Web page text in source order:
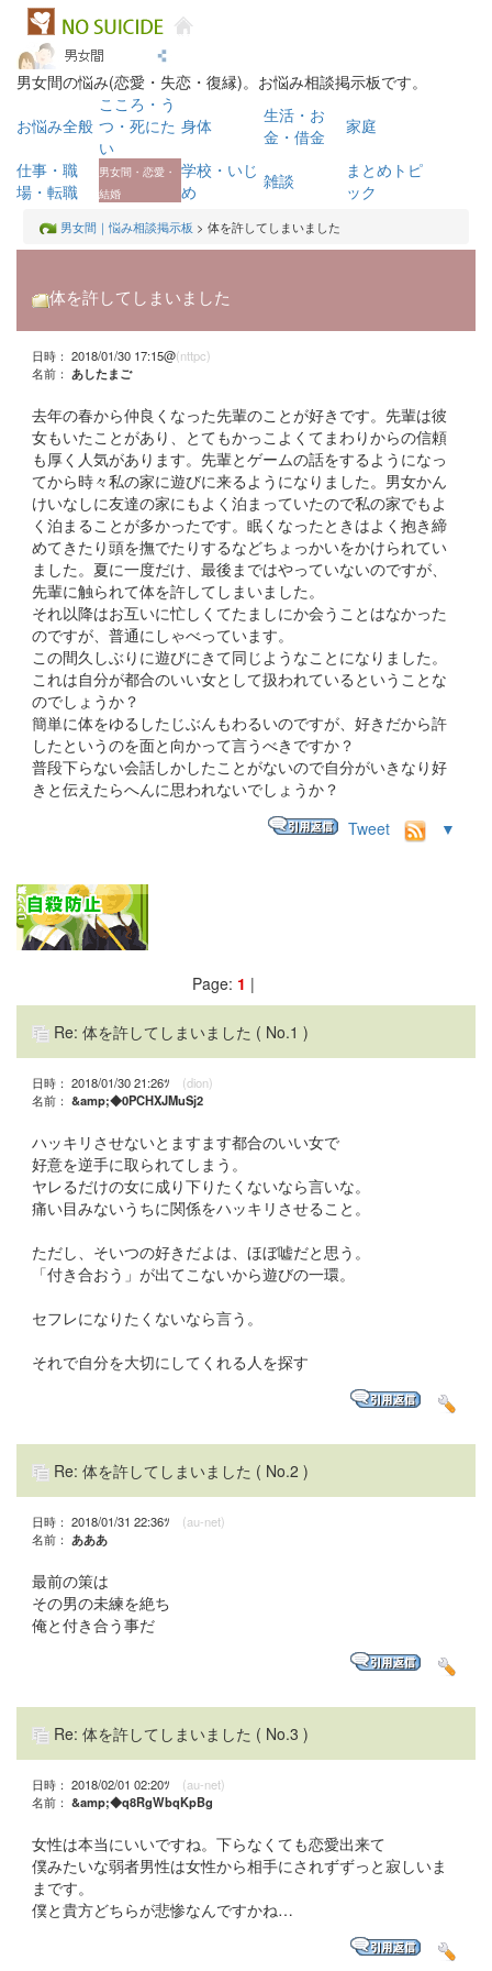
男女間の悩み(恋愛・失恋・復縁)。お悩み相談掲示板です。
お悩み全般
こころ・う
つ・死にた
い
身体
生活・お
金・借金
家庭
仕事・職
場・転職
男女間・恋愛・
結婚
学校・いじ
め
雑談
まとめトピ
ック
男女間｜悩み相談掲示板 > 体を許してしまいました
体を許してしまいました
日時： 2018/01/30 17:15@(nttpc)
名前： あしたまご
去年の春から仲良くなった先輩のことが好きです。先輩は彼
女もいたことがあり、とてもかっこよくてまわりからの信頼
も厚く人気があります。先輩とゲームの話をするようになっ
てから時々私の家に遊びに来るようになりました。男女かん
けいなしに友達の家にもよく泊まっていたので私の家でもよ
く泊まることが多かったです。眠くなったときはよく抱き締
めてきたり頭を撫でたりするなどちょっかいをかけられてい
ました。夏に一度だけ、最後まではやっていないのですが、
先輩に触られて体を許してしまいました。
それ以降はお互いに忙しくてたましにか会うことはなかった
のですが、普通にしゃべっています。
この間久しぶりに遊びにきて同じようなことになりました。
これは自分が都合のいい女として扱われているということな
のでしょうか？
簡単に体をゆるしたじぶんもわるいのですが、好きだから許
したというのを面と向かって言うべきですか？
普段下らない会話しかしたことがないので自分がいきなり好
きと伝えたらへんに思われないでしょうか？
Tweet
▼
Page: 1 |
Re: 体を許してしまいました ( No.1 )
日時： 2018/01/30 21:26ﾂ (dion)
名前： &amp;◆0PCHXJMuSj2
ハッキリさせないとますます都合のいい女で
好意を逆手に取られてしまう。
ヤレるだけの女に成り下りたくないなら言いな。
痛い目みないうちに関係をハッキリさせること。
ただし、そいつの好きだよは、ほぼ嘘だと思う。
「付き合おう」が出てこないから遊びの一環。
セフレになりたくないなら言う。
それで自分を大切にしてくれる人を探す
Re: 体を許してしまいました ( No.2 )
日時： 2018/01/31 22:36ﾂ (au-net)
名前： あああ
最前の策は
その男の未練を絶ち
俺と付き合う事だ
Re: 体を許してしまいました ( No.3 )
日時： 2018/02/01 02:20ﾂ (au-net)
名前： &amp;◆q8RgWbqKpBg
女性は本当にいいですね。下らなくても恋愛出来て
僕みたいな弱者男性は女性から相手にされずずっと寂しいま
まです。
僕と貴方どちらが悲惨なんですかね…